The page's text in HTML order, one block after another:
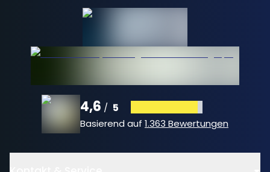
4,6 / 5
Basierend auf 1.363 Bewertungen